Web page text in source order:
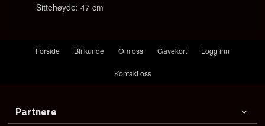
Sittehøyde: 47 cm
Forside Bli kunde Om oss Gavekort Logg inn
Kontakt oss
Partnere